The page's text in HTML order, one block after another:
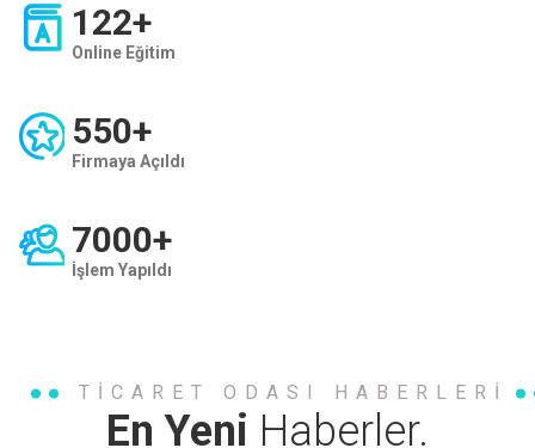
122+
Online Eğitim
550+
Firmaya Açıldı
7000+
İşlem Yapıldı
TICARET ODASI HABERLERI
En Yeni Haberler.